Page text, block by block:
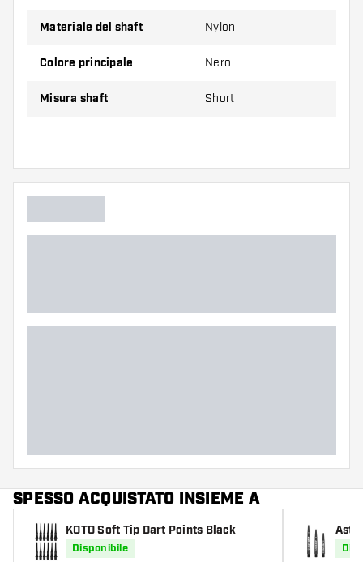
Materiale del shaft Nylon
Colore principale Nero
Misura shaft Short
SPESSO ACQUISTATO INSIEME A
KOTO Soft Tip Dart Points Black
Disponibile